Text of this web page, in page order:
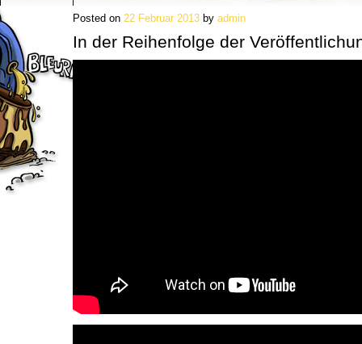
Posted on 22 Februar 2013 by admin
In der Reihenfolge der